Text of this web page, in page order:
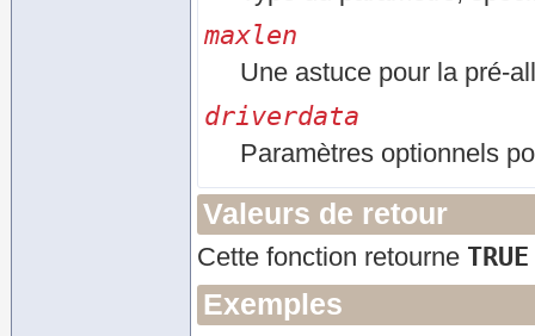
maxlen
Une astuce pour la pré-
driverdata
Paramètres optionnels
Valeurs de retour
Cette fonction retourne TRUE
Exemples